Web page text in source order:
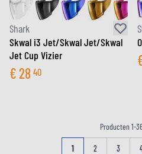
Shark
Skwal i3 Jet/Skwal Jet/Skwal
Jet Cup Vizier
€28 40
Producten1-
U lees momenteel
1 Pagina
2 Pagina
3